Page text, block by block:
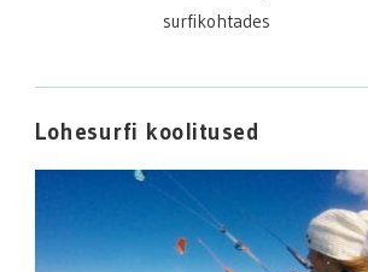
surfikohtades
Lohesurfi koolitused